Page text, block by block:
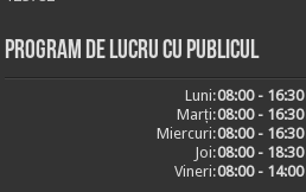
Program de lucru cu publicul
Luni:08:00 - 16:30
Marți:08:00 - 16:30
Miercuri:08:00 - 16:30
Joi:08:00 - 18:30
Vineri:08:00 - 14:00